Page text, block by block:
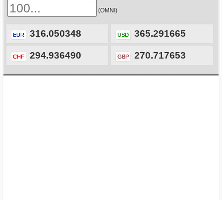
(OMNI)
EUR 316.050348 USD 365.291665
CHF 294.936490 GBP 270.717653